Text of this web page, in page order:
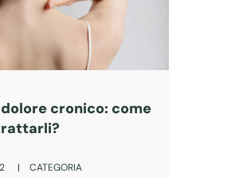
cronico: come
| CATEGORIA